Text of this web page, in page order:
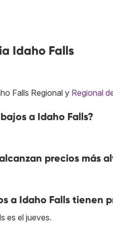
Idaho Falls
Falls Regional y Regional
a Idaho Falls?
precios más
a Idaho Falls tienen
es el jueves.